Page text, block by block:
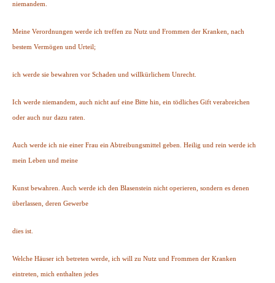
niemandem.
Meine Verordnungen werde ich treffen zu Nutz und Frommen der Kranken, nach
bestem Vermögen und Urteil;
ich werde sie bewahren vor Schaden und willkürlichem Unrecht.
Ich werde niemandem, auch nicht auf eine Bitte hin, ein tödliches Gift verabreichen
oder auch nur dazu raten.
Auch werde ich nie einer Frau ein Abtreibungsmittel geben. Heilig und rein werde ich
mein Leben und meine
Kunst bewahren. Auch werde ich den Blasenstein nicht operieren, sondern es denen
überlassen, deren Gewerbe
dies ist.
Welche Häuser ich betreten werde, ich will zu Nutz und Frommen der Kranken
eintreten, mich enthalten jedes